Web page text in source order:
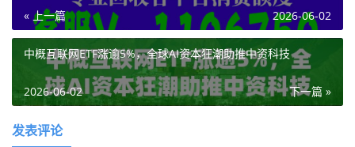
« 上一篇 2026-06-02
中概互联网ETF涨逾5%，全球AI资本狂潮助推中资科技
下一篇 »
2026-06-02
发表评论